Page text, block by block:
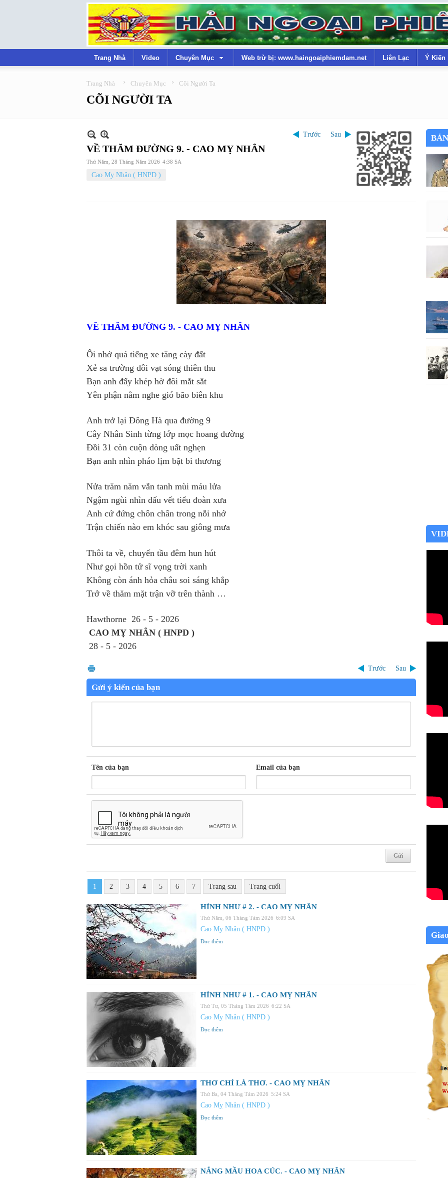
Trang Nhà Video Chuyên Mục Web trừ bị: www.haingoaiphiemdam.net Liên Lạc Ý Kiến
Trang Nhà › Chuyên Mục › Cõi Người Ta
CÕI NGƯỜI TA
Trước Sau
VỀ THĂM ĐƯỜNG 9. - CAO MỴ NHÂN
Thứ Năm, 28 Tháng Năm 2026 4:38 SA
Cao Mỵ Nhân ( HNPD )
VỀ THĂM ĐƯỜNG 9. - CAO MỴ NHÂN
Ôi nhớ quá tiếng xe tăng cày đất
Xẻ sa trường đôi vạt sóng thiên thu
Bạn anh đấy khép hờ đôi mắt sắt
Yên phận nằm nghe gió bão biên khu
Anh trở lại Đông Hà qua đường 9
Cây Nhân Sinh từng lớp mọc hoang đường
Đồi 31 còn cuộn dòng uất nghẹn
Bạn anh nhìn pháo lịm bặt bi thương
Nửa trăm năm vẫn tanh mùi máu lửa
Ngậm ngùi nhìn dấu vết tiểu đoàn xưa
Anh cứ đứng chôn chân trong nỗi nhớ
Trận chiến nào em khóc sau giông mưa
Thôi ta về, chuyến tầu đêm hun hút
Như gọi hồn tử sĩ vọng trời xanh
Không còn ánh hỏa châu soi sáng khắp
Trở về thăm mặt trận vỡ trên thành …
Hawthorne 26 - 5 - 2026
CAO MỴ NHÂN ( HNPD )
28 - 5 - 2026
Trước Sau
Gửi ý kiến của bạn
Tên của bạn Email của bạn
1 2 3 4 5 6 7 Trang sau Trang cuối
HÌNH NHƯ # 2. - CAO MỴ NHÂN
Thứ Năm, 06 Tháng Tám 2026 6:09 SA
Cao Mỵ Nhân ( HNPD )
Đọc thêm
HÌNH NHƯ # 1. - CAO MỴ NHÂN
Thứ Tư, 05 Tháng Tám 2026 6:22 SA
Cao Mỵ Nhân ( HNPD )
Đọc thêm
THƠ CHỈ LÀ THƠ. - CAO MỴ NHÂN
Thứ Ba, 04 Tháng Tám 2026 5:24 SA
Cao Mỵ Nhân ( HNPD )
Đọc thêm
NẮNG MẦU HOA CÚC. - CAO MỴ NHÂN